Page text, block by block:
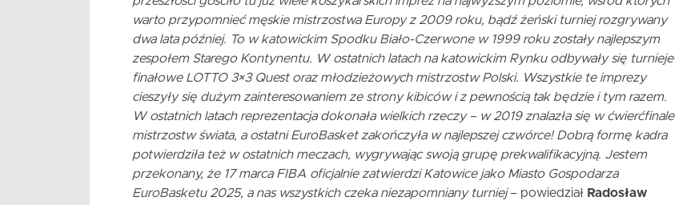
warto przypomnieć męskie mistrzostwa Europy z 2009 roku, bądź żeński turniej rozgrywany
dwa lata później. To w katowickim Spodku Biało-Czerwone w 1999 roku zostały najlepszym
zespołem Starego Kontynentu. W ostatnich latach na katowickim Rynku odbywały się turnieje
finałowe LOTTO 3×3 Quest oraz młodzieżowych mistrzostw Polski. Wszystkie te imprezy
cieszyły się dużym zainteresowaniem ze strony kibiców i z pewnością tak będzie i tym razem.
W ostatnich latach reprezentacja dokonała wielkich rzeczy – w 2019 znalazła się w ćwierćfinale
mistrzostw świata, a ostatni EuroBasket zakończyła w najlepszej czwórce! Dobrą formę kadra
potwierdziła też w ostatnich meczach, wygrywając swoją grupę prekwalifikacyjną. Jestem
przekonany, że 17 marca FIBA oficjalnie zatwierdzi Katowice jako Miasto Gospodarza
EuroBasketu 2025, a nas wszystkich czeka niezapomniany turniej– powiedział Radosław